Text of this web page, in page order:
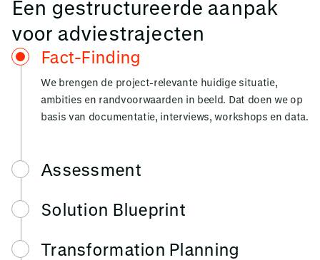
Een gestructureerde aanpak
voor adviestrajecten
Fact-Finding
We brengen de project-relevante huidige situatie,
ambities en randvoorwaarden in beeld. Dat doen we op
basis van documentatie, interviews, workshops en data.
Assessment
Solution Blueprint
Transformation Planning